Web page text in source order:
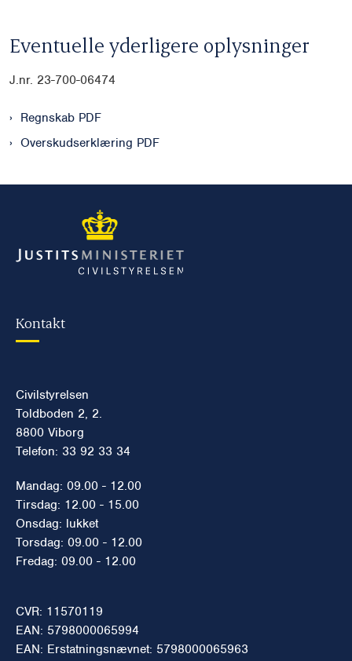
Eventuelle yderligere oplysninger
J.nr. 23-700-06474
Regnskab PDF
Overskudserklæring PDF
Kontakt
Civilstyrelsen
Toldboden 2, 2.
8800 Viborg
Telefon: 33 92 33 34
Mandag: 09.00 - 12.00
Tirsdag: 12.00 - 15.00
Onsdag: lukket
Torsdag: 09.00 - 12.00
Fredag: 09.00 - 12.00
CVR: 11570119
EAN: 5798000065994
EAN: Erstatningsnævnet: 5798000065963